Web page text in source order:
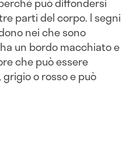
parti del corpo. I segni
nei che sono
un bordo macchiato e
che può essere
o rosso e può